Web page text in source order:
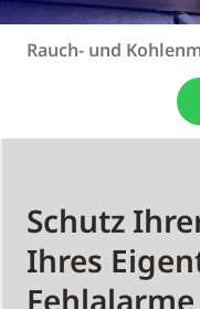
Rauch- und
Schutz
Ihres
Fehlalarme